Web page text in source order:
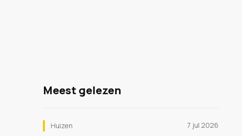
Meest gelezen
Huizen
7 jul 2026